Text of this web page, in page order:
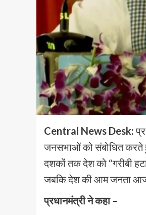
Central News Desk:
जनसभाओं को संबोधित करते
दशकों तक देश को “गरीबी
जबकि देश की आम जनता आज
प्रधानमंत्री ने कहा –